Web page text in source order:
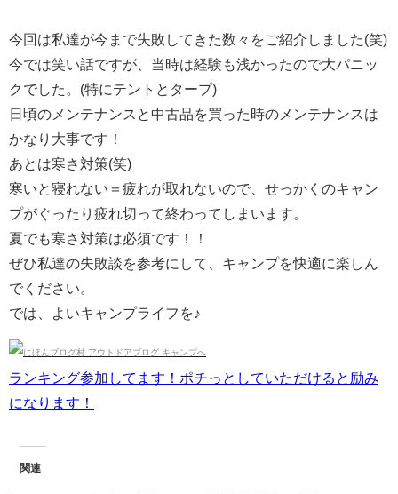
今回は私達が今まで失敗してきた数々をご紹介しました(笑)
今では笑い話ですが、当時は経験も浅かったので大パニッ
クでした。(特にテントとタープ)
日頃のメンテナンスと中古品を買った時のメンテナンスは
かなり大事です！
あとは寒さ対策(笑)
寒いと寝れない＝疲れが取れないので、せっかくのキャン
プがぐったり疲れ切って終わってしまいます。
夏でも寒さ対策は必須です！！
ぜひ私達の失敗談を参考にして、キャンプを快適に楽しん
でください。
では、よいキャンプライフを♪
ランキング参加してます！ポチっとしていただけると励み
になります！
関連